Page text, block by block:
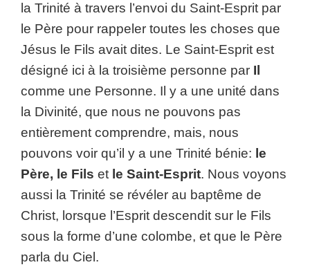
la Trinité à travers l’envoi du Saint-Esprit par
le Père pour rappeler toutes les choses que
Jésus le Fils avait dites. Le Saint-Esprit est
désigné ici à la troisième personne par Il
comme une Personne. Il y a une unité dans
la Divinité, que nous ne pouvons pas
entièrement comprendre, mais, nous
pouvons voir qu’il y a une Trinité bénie: le
Père, le Fils et le Saint-Esprit. Nous voyons
aussi la Trinité se révéler au baptême de
Christ, lorsque l’Esprit descendit sur le Fils
sous la forme d’une colombe, et que le Père
parla du Ciel.